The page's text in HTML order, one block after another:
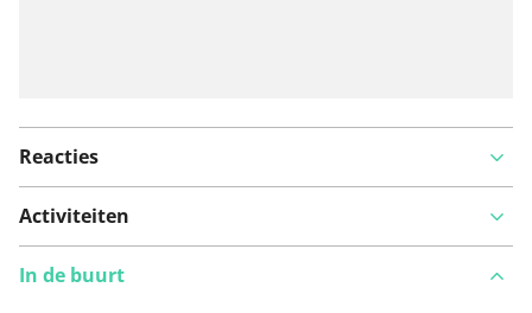
Reacties
Activiteiten
In de buurt